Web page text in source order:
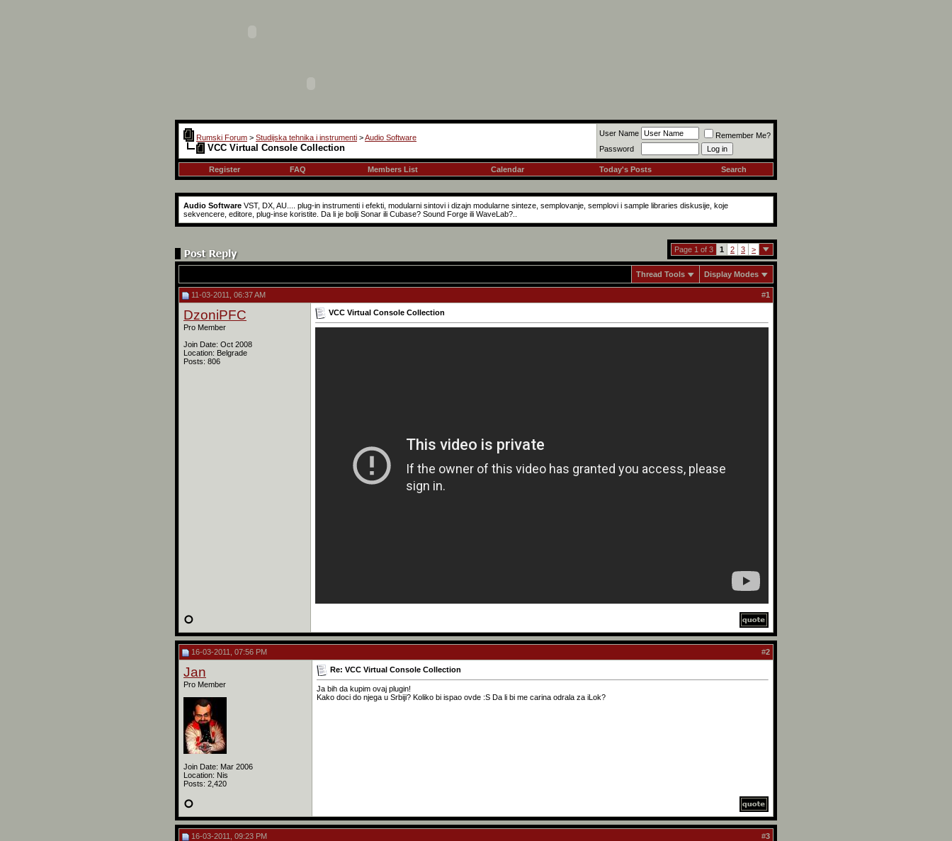
Rumski Forum > Studijska tehnika i instrumenti >Audio Software
VCC Virtual Console Collection
User Name
Remember Me?
Password
Register FAQ Members List Calendar Today's Posts Search
Audio Software VST, DX, AU.... plug-in instrumenti i efekti, modularni sintovi i dizajn modularne sinteze, semplovanje, semplovi i sample libraries diskusije, koje
sekvencere, editore, plug-inse koristite. Da li je bolji Sonar ili Cubase? Sound Forge ili WaveLab?..
Page 1 of 3 1 2 3 >
Thread Tools Display Modes
11-03-2011, 06:37 AM #1
DzoniPFC
Pro Member
Join Date: Oct 2008
Location: Belgrade
Posts: 806
VCC Virtual Console Collection
16-03-2011, 07:56 PM #2
Jan
Pro Member
Join Date: Mar 2006
Location: Nis
Posts: 2,420
Re: VCC Virtual Console Collection
Ja bih da kupim ovaj plugin!
Kako doci do njega u Srbiji? Koliko bi ispao ovde :S Da li bi me carina odrala za iLok?
16-03-2011, 09:23 PM #3